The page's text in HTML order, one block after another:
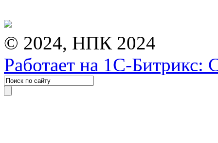
© 2024, НПК 2024
Работает на 1С-Битрикс: